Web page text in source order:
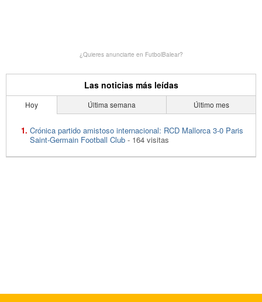
¿Quieres anunciarte en FutbolBalear?
Las noticias más leídas
Hoy Última semana Último mes
Crónica partido amistoso internacional: RCD Mallorca 3-0 Paris
Saint-Germain Football Club - 164 visitas